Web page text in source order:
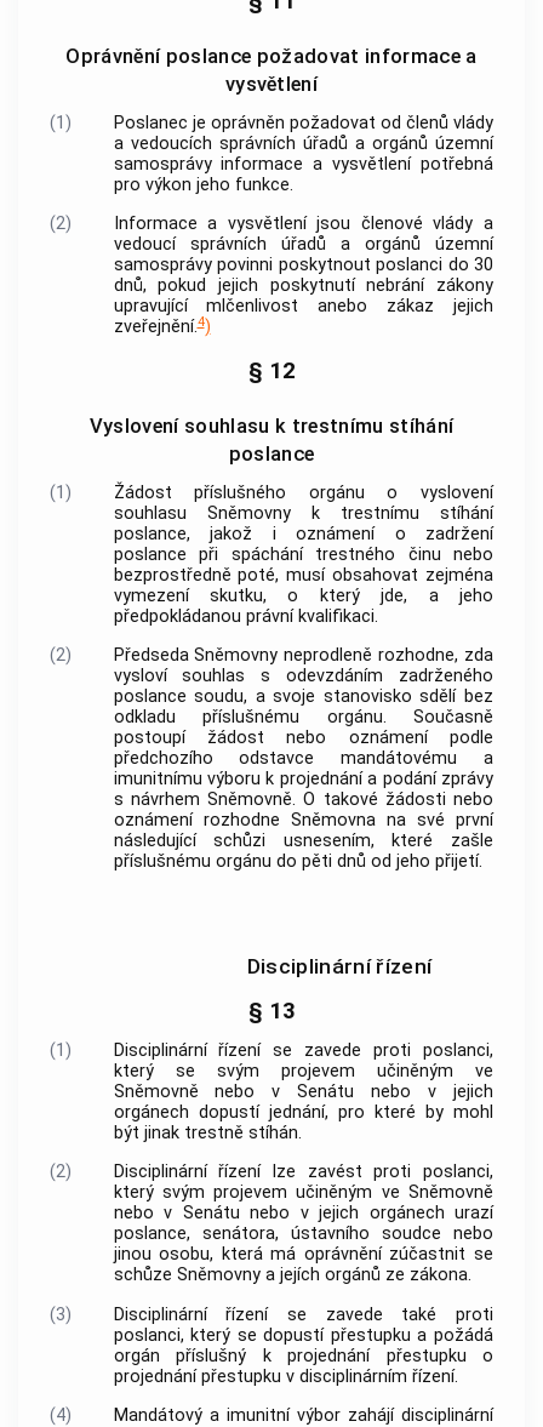
Oprávnění poslance požadovat informace a
vysvětlení
(1)
Poslanec je oprávněn požadovat od členů vlády
a vedoucích správních úřadů a orgánů územní
samosprávy informace a vysvětlení potřebná
pro výkon jeho funkce.
(2)
Informace a vysvětlení jsou členové vlády a
vedoucí správních úřadů a orgánů územní
samosprávy povinni poskytnout poslanci do 30
dnů, pokud jejich poskytnutí nebrání zákony
upravující mlčenlivost anebo zákaz jejich
zveřejnění.4)
§ 12
Vyslovení souhlasu k trestnímu stíhání
poslance
(1)
Žádost příslušného orgánu o vyslovení
souhlasu Sněmovny k trestnímu stíhání
poslance, jakož i oznámení o zadržení
poslance při spáchání trestného činu nebo
bezprostředně poté, musí obsahovat zejména
vymezení skutku, o který jde, a jeho
předpokládanou právní kvalifikaci.
(2)
Předseda Sněmovny neprodleně rozhodne, zda
vysloví souhlas s odevzdáním zadrženého
poslance soudu, a svoje stanovisko sdělí bez
odkladu příslušnému orgánu. Současně
postoupí žádost nebo oznámení podle
předchozího odstavce mandátovému a
imunitnímu výboru k projednání a podání zprávy
s návrhem Sněmovně. O takové žádosti nebo
oznámení rozhodne Sněmovna na své první
následující schůzi usnesením, které zašle
příslušnému orgánu do pěti dnů od jeho přijetí.
Disciplinární řízení
§ 13
(1)
Disciplinární řízení se zavede proti poslanci,
který se svým projevem učiněným ve
Sněmovně nebo v Senátu nebo v jejich
orgánech dopustí jednání, pro které by mohl
být jinak trestně stíhán.
(2)
Disciplinární řízení lze zavést proti poslanci,
který svým projevem učiněným ve Sněmovně
nebo v Senátu nebo v jejich orgánech urazí
poslance, senátora, ústavního soudce nebo
jinou osobu, která má oprávnění zúčastnit se
schůze Sněmovny a jejích orgánů ze zákona.
(3)
Disciplinární řízení se zavede také proti
poslanci, který se dopustí přestupku a požádá
orgán příslušný k projednání přestupku o
projednánípřestupku v disciplinárním řízení.
(4)
Mandátový a imunitní výbor zahájí disciplinární